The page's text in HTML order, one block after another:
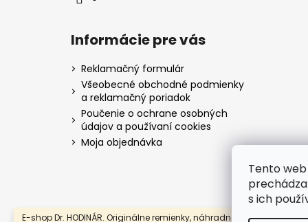
Tento
s ich
E-shop Dr. HODINÁR. Originálne remienky, náhradné súčiastky a
Informácie pre vás
Reklamačný formulár
Všeobecné obchodné podmienky
a reklamačný poriadok
Poučenie o ochrane osobných
údajov a používaní cookies
Moja objednávka